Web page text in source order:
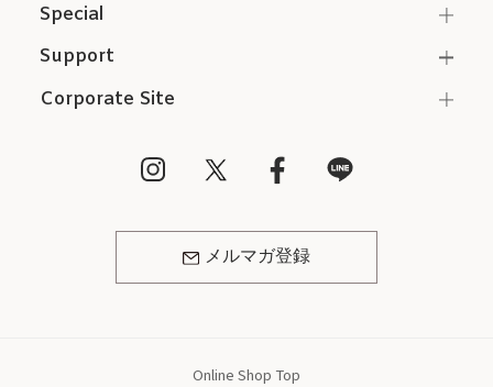
Support
Corporate Site
メルマガ登録
Special
Online Shop Top